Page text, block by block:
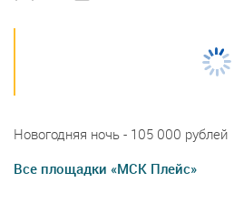
Новогодняя ночь - 105 000 рублей
Все площадки «МСК Плейс»